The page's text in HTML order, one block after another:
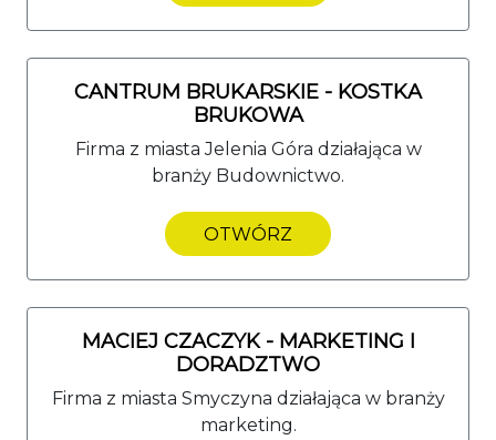
CANTRUM BRUKARSKIE - KOSTKA
BRUKOWA
Firma z miasta Jelenia Góra działająca w
branży Budownictwo.
OTWÓRZ
MACIEJ CZACZYK - MARKETING I
DORADZTWO
Firma z miasta Smyczyna działająca w branży
marketing.